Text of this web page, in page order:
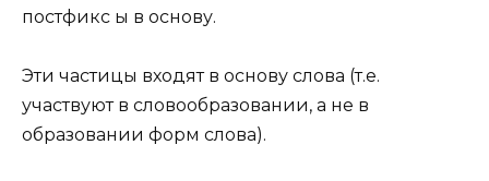
постфикс ы в основу.
Эти частицы входят в основу слова (т.е.
участвуют в словообразовании, а не в
образовании форм слова).